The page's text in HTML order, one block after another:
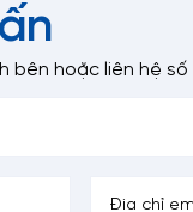
bên hoặc liên hệ số